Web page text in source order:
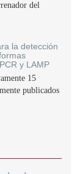
del
la detección
y LAMP
15
publicados